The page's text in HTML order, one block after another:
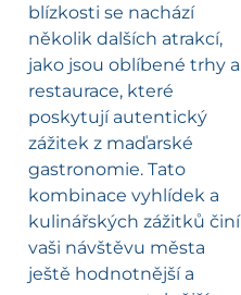
blízkosti se nachází
několik dalších atrakcí,
jako jsou oblíbené trhy a
restaurace, které
poskytují autentický
zážitek z maďarské
gastronomie. Tato
kombinace vyhlídek a
kulinářských zážitků činí
vaši návštěvu města
ještě hodnotnější a